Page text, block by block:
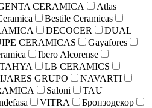
CERAMICA
Atlas
Bestile Ceramicas
DECOCER
DUAL
CERAMICAS
Gayafores
Ibero Alcorense
LB CERAMICS
GRUPO
NAVARTI
Saloni
TAU
VITRA
Бронзодекор